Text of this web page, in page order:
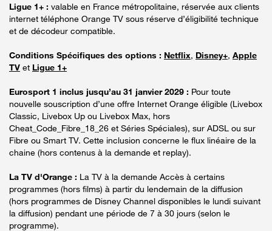
Ligue 1+ : valable en France métropolitaine, réservée aux clients
internet téléphone Orange TV sous réserve d’éligibilité technique
et de décodeur compatible.
Conditions Spécifiques des options : Netflix, Disney+, Apple
TV et Ligue 1+
Eurosport 1 inclus jusqu’au 31 janvier 2029 : Pour toute
nouvelle souscription d’une offre Internet Orange éligible (Livebox
Classic, Livebox Up ou Livebox Max, hors
Cheat_Code_Fibre_18_26 et Séries Spéciales), sur ADSL ou sur
Fibre ou Smart TV. Cette inclusion concerne le flux linéaire de la
chaine (hors contenus à la demande et replay).
La TV d'Orange : La TV à la demande Accès à certains
programmes (hors films) à partir du lendemain de la diffusion
(hors programmes de Disney Channel disponibles le lundi suivant
la diffusion) pendant une période de 7 à 30 jours (selon le
programme).